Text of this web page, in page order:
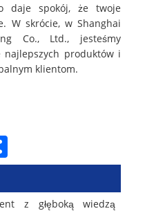
daje spokój, że twoje
W skrócie, w Shanghai
Co., Ltd., jesteśmy
najlepszych produktów i
klientom.
z głęboką wiedzą